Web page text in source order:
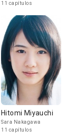
11 capítulos
Hitomi Miyauchi
Sara Nakagawa
11 capítulos